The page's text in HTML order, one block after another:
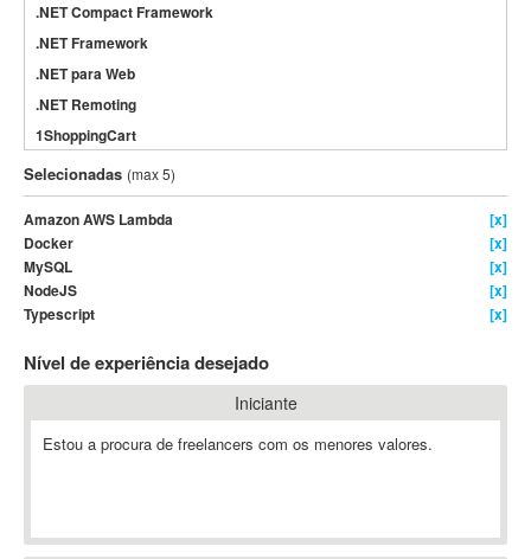
.NET Compact Framework
.NET Framework
.NET para Web
.NET Remoting
1ShoppingCart
3DS Max
3GSM
4D Dimension
802.11
A&P
A-GPS
A2Billing
AAUS Scientific Diver
ABAP
ABIS
Selecionadas (max 5)
Amazon AWS Lambda
[x]
Docker
[x]
MySQL
[x]
NodeJS
[x]
Typescript
[x]
Nível de experiência desejado
Iniciante
Estou a procura de freelancers com os menores valores.